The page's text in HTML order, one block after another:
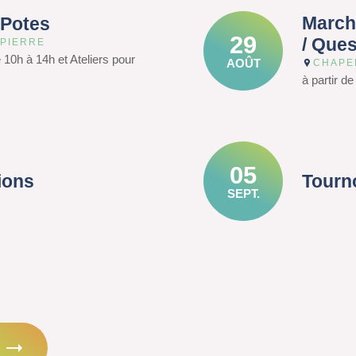
à 14h et Ateliers pour
29
AOÛT
/
à partir
05
SEPT.